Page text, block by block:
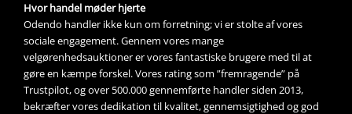
Hvor handel møder hjerte
Odendo handler ikke kun om forretning; vi er stolte af vores
sociale engagement. Gennem vores mange
velgørenhedsauktioner er vores fantastiske brugere med til at
gøre en kæmpe forskel. Vores rating som ”fremragende” på
Trustpilot, og over 500.000 gennemførte handler siden 2013,
bekræfter vores dedikation til kvalitet, gennemsigtighed og god